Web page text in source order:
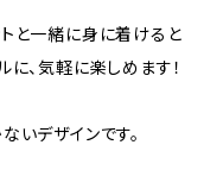
と一緒に身に着けると
に、気軽に楽しめます！
いデザインです。